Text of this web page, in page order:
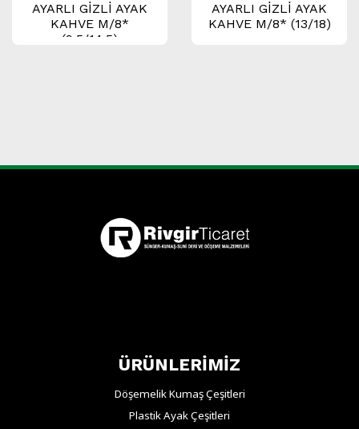
AYARLI GİZLİ AYAK
KAHVE M/8*
(9.5/14.5)
AYARLI GİZLİ AYAK
KAHVE M/8* (13/18)
ÜRÜNLERİMİZ
Döşemelik Kumaş Çeşitleri
Plastik Ayak Çeşitleri